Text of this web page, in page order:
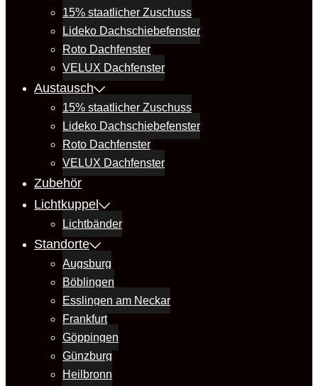
15% staatlicher Zuschuss
Lideko Dachschiebefenster
Roto Dachfenster
VELUX Dachfenster
Austausch
15% staatlicher Zuschuss
Lideko Dachschiebefenster
Roto Dachfenster
VELUX Dachfenster
Zubehör
Lichtkuppel
Lichtbänder
Standorte
Augsburg
Böblingen
Esslingen am Neckar
Frankfurt
Göppingen
Günzburg
Heilbronn